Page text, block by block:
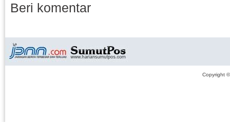
Beri komentar
Copyright